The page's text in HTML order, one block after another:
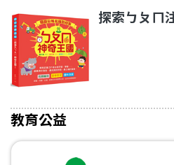
探索ㄅㄆㄇ
教育公益